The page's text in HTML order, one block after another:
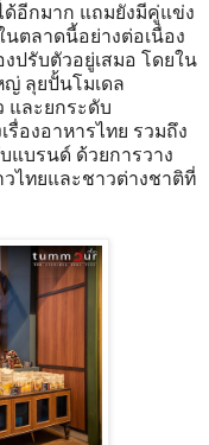
ด้อีกมาก แถมยังมีคู่แข่ง
นตลาดนี้อย่างต่อเนื่อง
ปรับตัวอยู่เสมอ โดยใน
ลุยปั้นโมเดล
และยกระดับ
องอาหารไทย รวมถึง
แบรนด์ ด้วยการวาง
วไทยและชาวต่างชาติที่